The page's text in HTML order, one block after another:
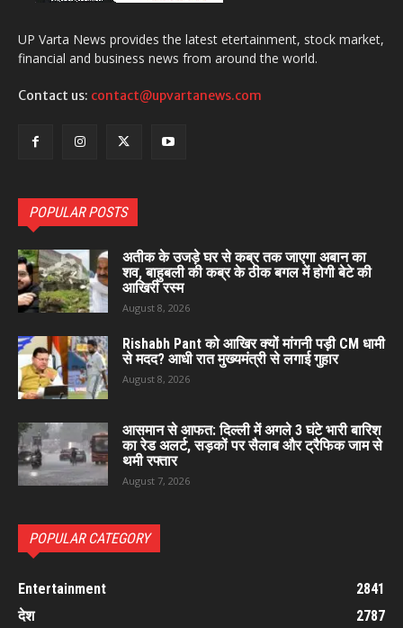
UP Varta News provides the latest etertainment, stock market,
financial and business news from around the world.
Contact us: contact@upvartanews.com
POPULAR POSTS
अतीक के उजड़े घर से कब्र तक जाएगा अबान का
शव, बाहुबली की कब्र के ठीक बगल में होगी बेटे की
आखिरी रस्म
August 8, 2026
Rishabh Pant को आखिर क्यों मांगनी पड़ी CM धामी
से मदद? आधी रात मुख्यमंत्री से लगाई गुहार
August 8, 2026
आसमान से आफत: दिल्ली में अगले 3 घंटे भारी बारिश
का रेड अलर्ट, सड़कों पर सैलाब और ट्रैफिक जाम से
थमी रफ्तार
August 7, 2026
POPULAR CATEGORY
Entertainment
2841
देश
2787